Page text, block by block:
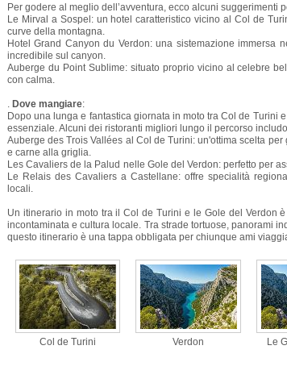
Per godere al meglio dell’avventura, ecco alcuni suggerimenti
Le Mirval a Sospel: un hotel caratteristico vicino al Col de
curve della montagna.
Hotel Grand Canyon du Verdon: una sistemazione immersa
incredibile sul canyon.
Auberge du Point Sublime: situato proprio vicino al celebre
con calma.
. Dove mangiare:
Dopo una lunga e fantastica giornata in moto tra Col de Turini
essenziale. Alcuni dei ristoranti migliori lungo il percorso
Auberge des Trois Vallées al Col de Turini: un'ottima scelta
e carne alla griglia.
Les Cavaliers de la Palud nelle Gole del Verdon: perfetto per
Le Relais des Cavaliers a Castellane: offre specialità
locali.
Un itinerario in moto tra il Col de Turini e le Gole del Verdon
incontaminata e cultura locale. Tra strade tortuose, panorami
questo itinerario è una tappa obbligata per chiunque ami
Col de Turini Verdon Le